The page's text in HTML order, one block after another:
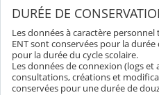
DURÉE DE
Les données à caractère
ENT sont conservées pour la durée
pour la durée du cycle scolaire.
Les données de connexion (logs et
consultations, créations et
conservées pour une durée de